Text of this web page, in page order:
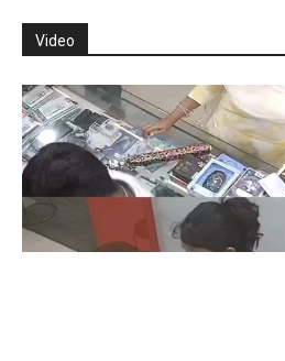
Video